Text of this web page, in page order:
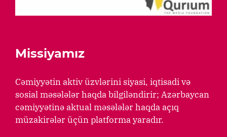
Missiyamız
Cəmiyyətin aktiv üzvlərini siyasi, iqtisadi və
sosial məsələlər haqda bilgiləndirir; Azərbaycan
cəmiyyətinə aktual məsələlər haqda açıq
müzakirələr üçün platforma yaradır.